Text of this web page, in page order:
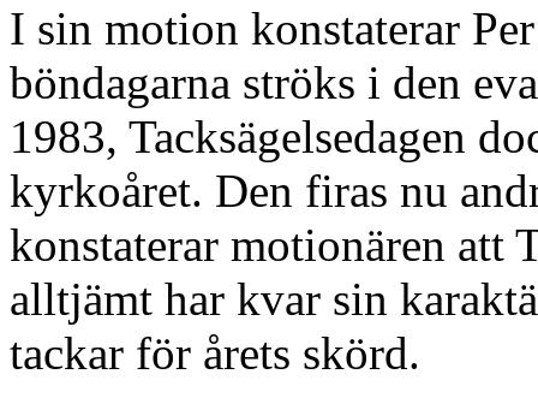
I sin motion konstaterar
böndagarna ströks i den
1983, Tacksägelsedagen
kyrkoåret. Den firas nu
konstaterar motionären att
alltjämt har kvar sin
tackar för årets skörd.